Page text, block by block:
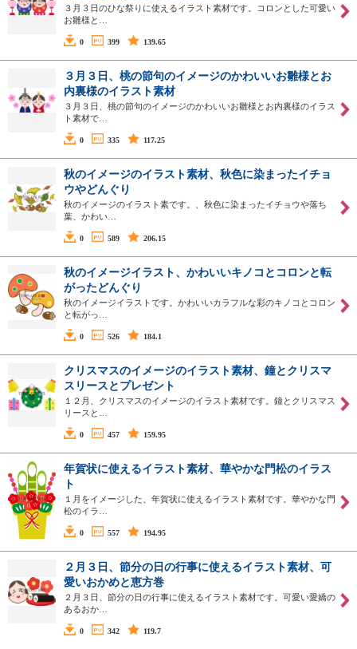
３月３日のひな祭りに使えるイラスト素材です。コロンとした可愛い
お雛様と…
0 399 139.65
３月３日、桃の節句のイメージのかわいいお雛様とお
内裏様のイラスト素材
３月３日、桃の節句のイメージのかわいいお雛様とお内裏様のイラス
ト素材で…
0 335 117.25
秋のイメージのイラスト素材、秋色に染まったイチョ
ウやどんぐり
秋のイメージのイラスト素です。、秋色に染まったイチョウや落ち
葉、かわい…
0 589 206.15
秋のイメージイラスト、かわいいキノコとコロンと転
がったどんぐり
秋のイメージイラストです。かわいいカラフルな彩のキノコとコロン
と転がっ…
0 526 184.1
クリスマスのイメージのイラスト素材、鐘とクリスマ
スリースとプレゼント
１２月、クリスマスのイメージのイラスト素材です。鐘とクリスマス
リースと…
0 457 159.95
年賀状に使えるイラスト素材、華やかな門松のイラス
ト
１月をイメージした、年賀状に使えるイラスト素材です。華やかな門
松のイラ…
0 557 194.95
２月３日、節分の日の行事に使えるイラスト素材、可
愛いおかめと恵方巻
２月３日、節分の日の行事に使えるイラスト素材です。可愛い愛嬌の
あるおか…
0 342 119.7